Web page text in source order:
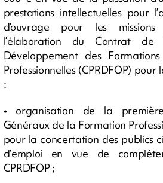
prestations intellectuelles pour
d’ouvrage pour les
l’élaboration du Contrat de
Développement des
Professionnelles (CPRDFOP)
:
• organisation de la
Généraux de la Formation
pour la concertation des publics
d’emploi en vue de
CPRDFOP ;